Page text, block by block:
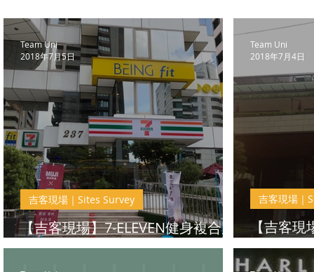
【吉客現場】7-ELEVEN健身複合店
BEING fit
吉客現場｜Sites Survey
Team Uni
2018年7月5日
【吉客現
灣
吉客現場｜
Team Uni
2018年7月4日